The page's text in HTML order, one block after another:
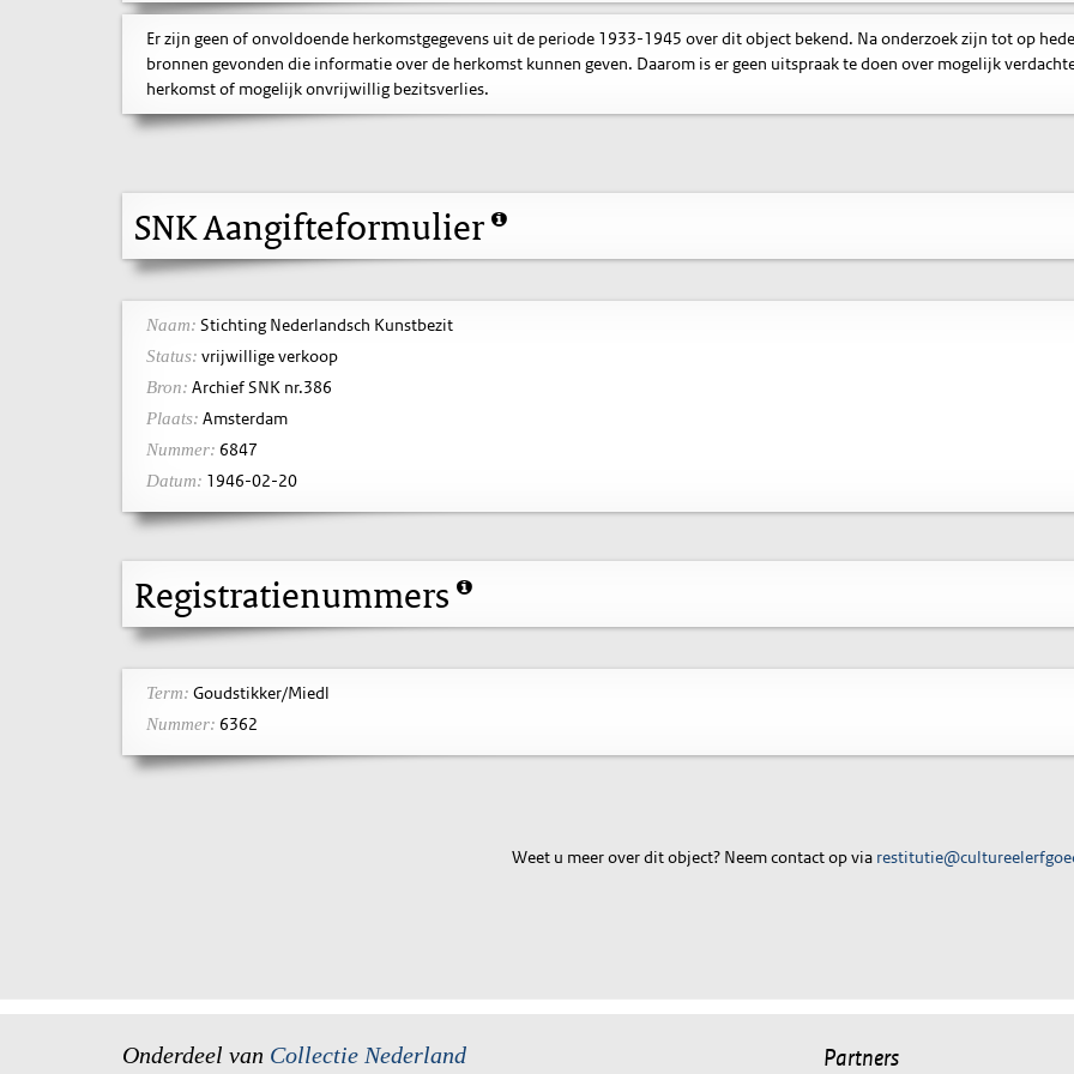
Er zijn geen of onvoldoende herkomstgegevens uit de periode 1933-1945 over dit object bekend. Na onderzoek zijn tot op
bronnen gevonden die informatie over de herkomst kunnen geven. Daarom is er geen uitspraak te doen over mogelijk
herkomst of mogelijk onvrijwillig bezitsverlies.
SNK Aangifteformulier
Naam: Stichting Nederlandsch Kunstbezit
Status: vrijwillige verkoop
Bron: Archief SNK nr.386
Plaats: Amsterdam
Nummer: 6847
Datum: 1946-02-20
Registratienummers
Term: Goudstikker/Miedl
Nummer: 6362
Weet u meer over dit object? Neem contact op via
Onderdeel van Collectie Nederland Partners